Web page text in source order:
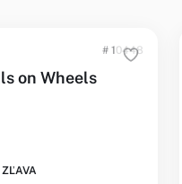
# 10448
on Wheels